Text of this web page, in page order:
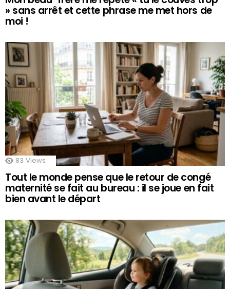
» sans arrêt et cette phrase me met hors de
moi !
83 Views
Tout le monde pense que le retour de congé
maternité se fait au bureau : il se joue en fait
bien avant le départ